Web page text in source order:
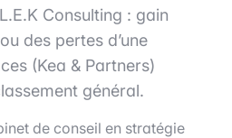
Consulting : gain
des pertes d’une
(Kea & Partners)
général.
de conseil en stratégie